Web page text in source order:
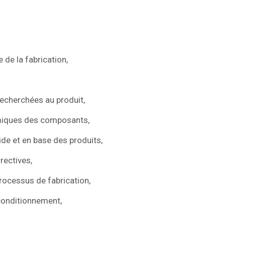
de la fabrication,
au produit,
des composants,
et en base des produits,
de fabrication,